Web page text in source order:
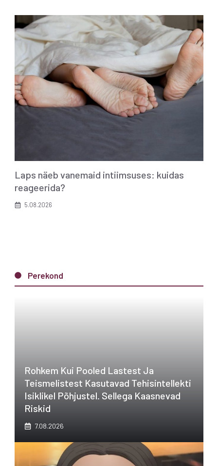
Laps näeb vanemaid intiimsuses: kuidas
reageerida?
5.08.2026
Perekond
Rohkem Kui Pooled Lastest Ja
Teismelistest Kasutavad Tehisintellekti
Isiklikel Põhjustel. Sellega Kaasnevad
Riskid
7.08.2026